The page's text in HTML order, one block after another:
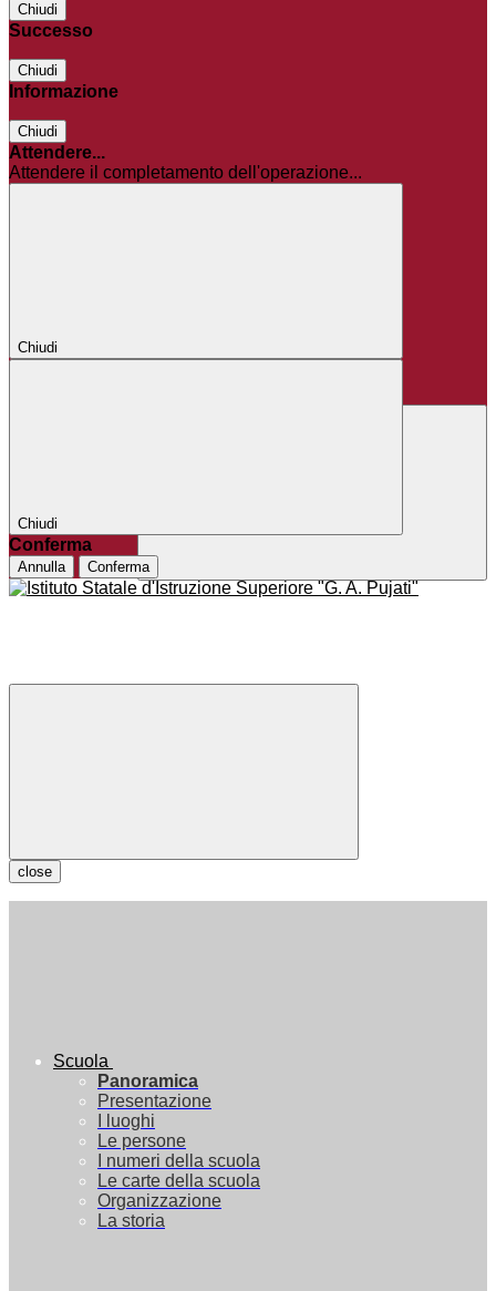
Chiudi
Successo
Chiudi
Informazione
Chiudi
Attendere...
Attendere il completamento dell'operazione...
Chiudi
Chiudi
Conferma
Annulla Conferma
close
Scuola
Panoramica
Presentazione
I luoghi
Le persone
I numeri della scuola
Le carte della scuola
Organizzazione
La storia